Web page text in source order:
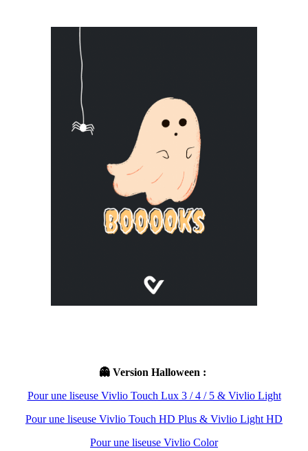
👻 Version Halloween :
Pour une liseuse Vivlio Touch Lux 3 / 4 / 5 & Vivlio Light
Pour une liseuse Vivlio Touch HD Plus & Vivlio Light HD
Pour une liseuse Vivlio Color